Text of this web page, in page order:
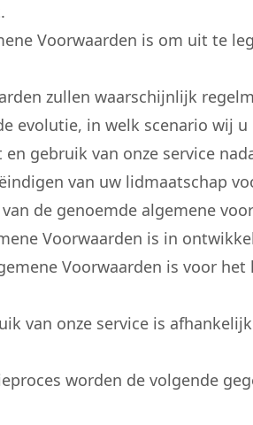
Voorwaarden is om uit te
zullen waarschijnlijk
evolutie, in welk scenario wij
gebruik van onze service
van uw lidmaatschap
de genoemde algemene
Voorwaarden is in
Voorwaarden is voor
van onze service is
worden de volgende